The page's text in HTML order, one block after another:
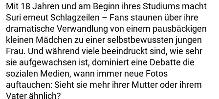
Mit 18 Jahren und am Beginn ihres Studiums macht
Suri erneut Schlagzeilen – Fans staunen über ihre
dramatische Verwandlung von einem pausbäckigen
kleinen Mädchen zu einer selbstbewussten jungen
Frau. Und während viele beeindruckt sind, wie sehr
sie aufgewachsen ist, dominiert eine Debatte die
sozialen Medien, wann immer neue Fotos
auftauchen: Sieht sie mehr ihrer Mutter oder ihrem
Vater ähnlich?